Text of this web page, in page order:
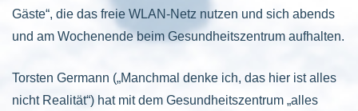
Gäste“, die das freie WLAN-Netz nutzen und sich abends
und am Wochenende beim Gesundheitszentrum aufhalten.
Torsten Germann („Manchmal denke ich, das hier ist alles
nicht Realität“) hat mit dem Gesundheitszentrum „alles